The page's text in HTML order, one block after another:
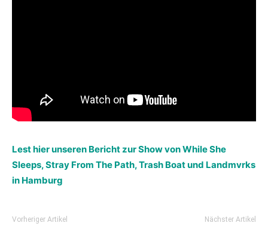
Lest hier unseren Bericht zur Show von While She
Sleeps, Stray From The Path, Trash Boat und Landmvrks
in Hamburg
Vorheriger Artikel Nächster Artikel